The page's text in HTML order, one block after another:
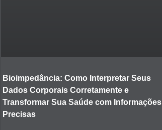
Bioimpedância: Como Interpretar Seus
Dados Corporais Corretamente e
Transformar Sua Saúde com Informações
Precisas